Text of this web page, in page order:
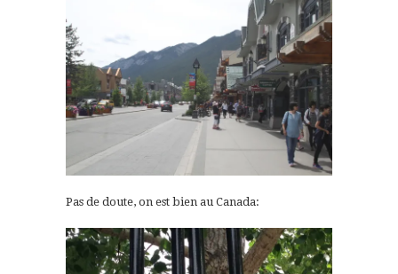
Pas de doute, on est bien au Canada: